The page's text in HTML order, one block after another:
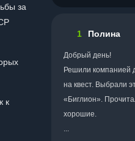
за
к
1 Полина
Добрый день!
Решили компанией
на квест. Выбрали
«Биглион».
хорошие.
...